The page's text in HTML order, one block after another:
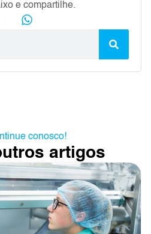
e compartilhe.
conosco!
artigos